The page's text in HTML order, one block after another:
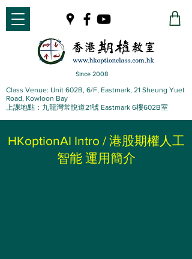
Since 2008
Class Venue: Unit 602B, 6/F, Eastmark, 21 Sheung Yuet
Road, Kowloon Bay
上課地點：九龍灣常悅道21號 Eastmark 6樓602B室
HKoptionAI Intro / 港股期權人工
智能 運用簡介